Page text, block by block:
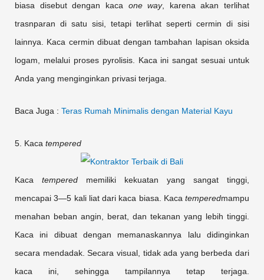
biasa disebut dengan kaca one way, karena akan terlihat
trasnparan di satu sisi, tetapi terlihat seperti cermin di sisi
lainnya. Kaca cermin dibuat dengan tambahan lapisan oksida
logam, melalui proses pyrolisis. Kaca ini sangat sesuai untuk
Anda yang menginginkan privasi terjaga.
Baca Juga : Teras Rumah Minimalis dengan Material Kayu
5. Kaca tempered
Kaca tempered memiliki kekuatan yang sangat tinggi,
mencapai 3—5 kali liat dari kaca biasa. Kaca temperedmampu
menahan beban angin, berat, dan tekanan yang lebih tinggi.
Kaca ini dibuat dengan memanaskannya lalu didinginkan
secara mendadak. Secara visual, tidak ada yang berbeda dari
kaca ini, sehingga tampilannya tetap terjaga.